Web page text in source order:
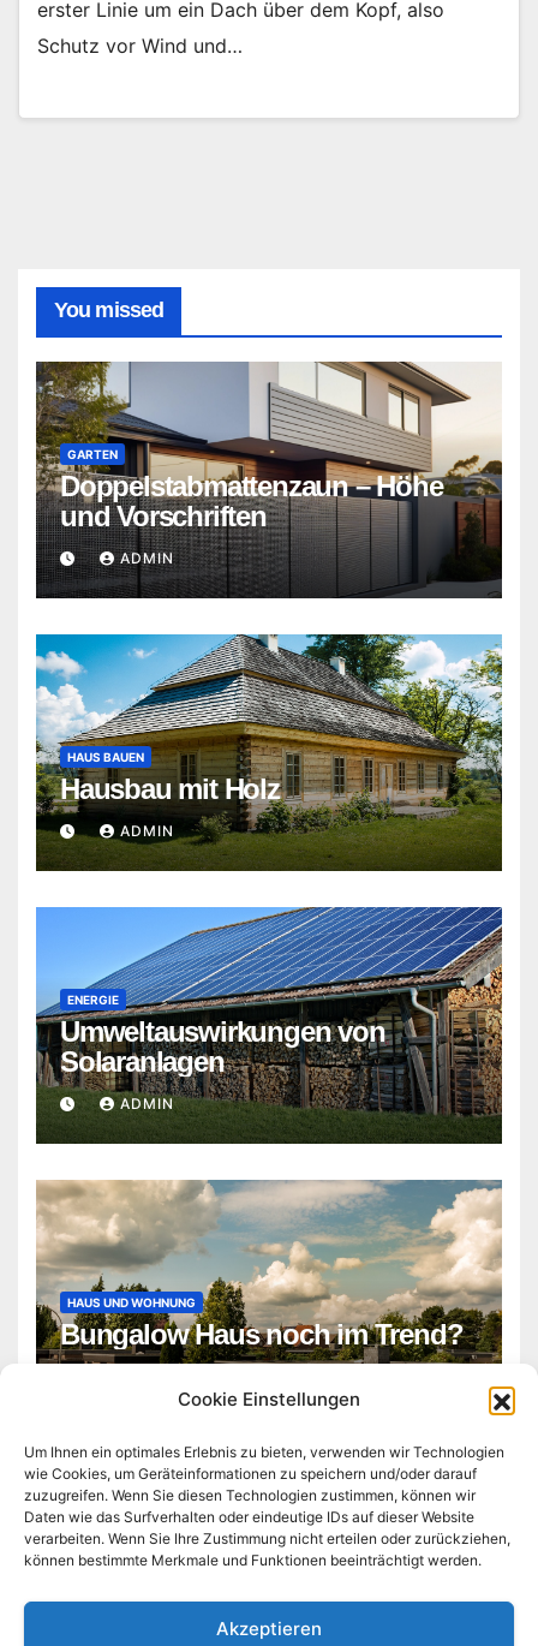
Cookie Einstellungen
Um Ihnen ein optimales Erlebnis zu bieten, verwenden wir Technologien
wie Cookies, um Geräteinformationen zu speichern und/oder darauf
zuzugreifen. Wenn Sie diesen Technologien zustimmen, können wir
Daten wie das Surfverhalten oder eindeutige IDs auf dieser Website
verarbeiten. Wenn Sie Ihre Zustimmung nicht erteilen oder zurückziehen,
können bestimmte Merkmale und Funktionen beeinträchtigt werden.
Akzeptieren
erster Linie um ein Dach über dem Kopf, also
Schutz vor Wind und…
You missed
GARTEN
Doppelstabmattenzaun – Höhe
und Vorschriften
ADMIN
HAUS BAUEN
Hausbau mit Holz
ADMIN
ENERGIE
Umweltauswirkungen von
Solaranlagen
ADMIN
HAUS UND WOHNUNG
Bungalow Haus noch im Trend?
technologie-business-tag.de